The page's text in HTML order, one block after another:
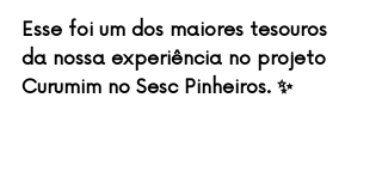
Esse foi um dos maiores tesouros
da nossa experiência no projeto
Curumim no Sesc Pinheiros. ✨